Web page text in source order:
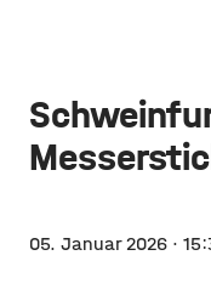
05. Januar 2026 ·